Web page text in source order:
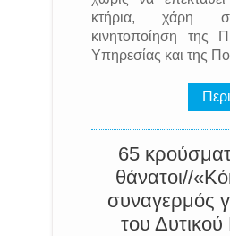
κτήρια, χάρη
κινητοποίηση της
Υπηρεσίας και της
65
θάνατοι//
συναγερμός
του Δυτικού